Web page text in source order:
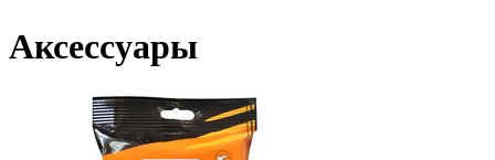
Аксессуары